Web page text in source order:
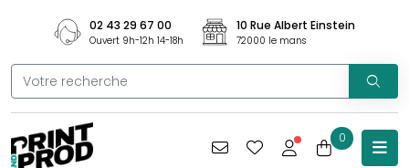
02 43 29 67 00
Ouvert 9h-12h 14-18h
10 Rue Albert Einstein
72000 le mans
0